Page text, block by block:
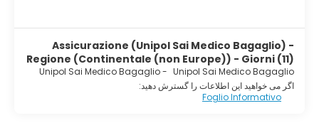
Assicurazione (Unipol Sai Medico Bagaglio) -
Regione (Continentale (non Europe)) - Giorni (11)
Unipol Sai Medico Bagaglio- Unipol Sai Medico Bagaglio
اگر می خواهید این اطلاعات را گسترش دهید:
Foglio Informativo